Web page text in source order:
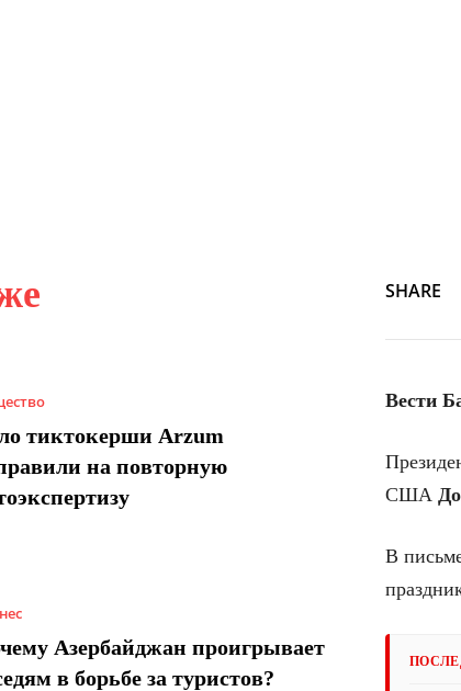
тиктокерши Arzum
на повторную
Азербайджан проигрывает
в борьбе за туристов?
SHARE
Вести
США
В